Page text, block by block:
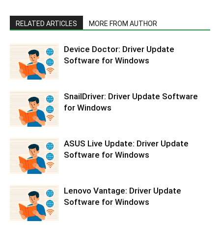
RELATED ARTICLES MORE FROM AUTHOR
Device Doctor: Driver Update
Software for Windows
SnailDriver: Driver Update Software
for Windows
ASUS Live Update: Driver Update
Software for Windows
Lenovo Vantage: Driver Update
Software for Windows